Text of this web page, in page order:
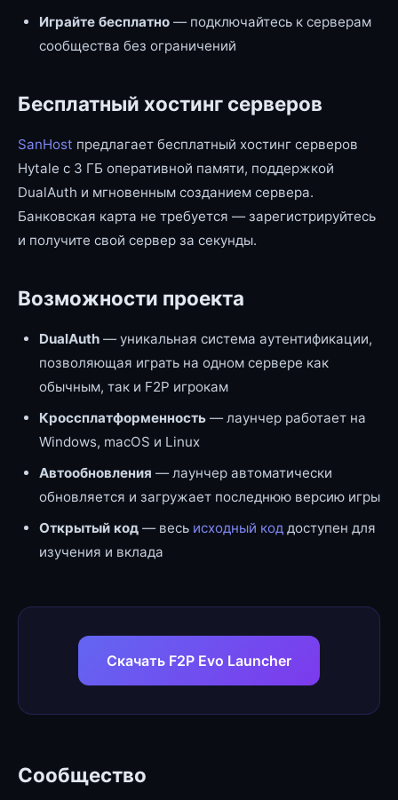
Играйте бесплатно — подключайтесь к серверам
сообщества без ограничений
Бесплатный хостинг серверов
SanHost предлагает бесплатный хостинг серверов
Hytale с 3 ГБ оперативной памяти, поддержкой
DualAuth и мгновенным созданием сервера.
Банковская карта не требуется — зарегистрируйтесь
и получите свой сервер за секунды.
Возможности проекта
DualAuth — уникальная система аутентификации,
позволяющая играть на одном сервере как
обычным, так и F2P игрокам
Кроссплатформенность — лаунчер работает на
Windows, macOS и Linux
Автообновления — лаунчер автоматически
обновляется и загружает последнюю версию игры
Открытый код — весь исходный код доступен для
изучения и вклада
Скачать F2P Evo Launcher
Сообщество